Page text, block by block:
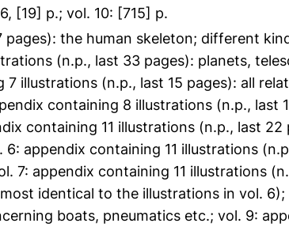
[19] p.; vol. 10: [715] p.
the human skeleton; different
(n.p., last 33 pages): planets,
illustrations (n.p., last 15 pages): all
containing 8 illustrations (n.p., last
containing 11 illustrations (n.p., last 22
appendix containing 11 illustrations
7: appendix containing 11 illustrations
identical to the illustrations in vol. 6);
boats, pneumatics etc.; vol. 9: